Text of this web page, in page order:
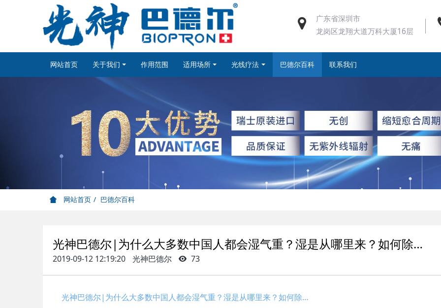
广东省深圳市
龙岗区龙翔大道万科大厦16层
网站首页 关于我们 作用范围 适用场所 光线疗法 巴德尔百科 联系我们
网站首页 巴德尔百科
光神巴德尔|为什么大多数中国人都会湿气重？湿是从哪里来？如何除…
2019-09-12 12:19:20 光神巴德尔 73
光神巴德尔|为什么大多数中国人都会湿气重？湿是从哪里来？如何除…